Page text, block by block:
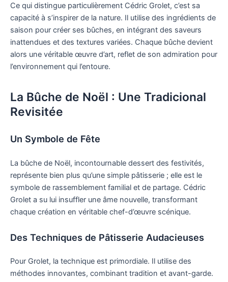
Ce qui distingue particulièrement Cédric Grolet, c’est sa
capacité à s’inspirer de la nature. Il utilise des ingrédients de
saison pour créer ses bûches, en intégrant des saveurs
inattendues et des textures variées. Chaque bûche devient
alors une véritable œuvre d’art, reflet de son admiration pour
l’environnement qui l’entoure.
La Bûche de Noël : Une Tradicional
Revisitée
Un Symbole de Fête
La bûche de Noël, incontournable dessert des festivités,
représente bien plus qu’une simple pâtisserie ; elle est le
symbole de rassemblement familial et de partage. Cédric
Grolet a su lui insuffler une âme nouvelle, transformant
chaque création en véritable chef-d’œuvre scénique.
Des Techniques de Pâtisserie Audacieuses
Pour Grolet, la technique est primordiale. Il utilise des
méthodes innovantes, combinant tradition et avant-garde.